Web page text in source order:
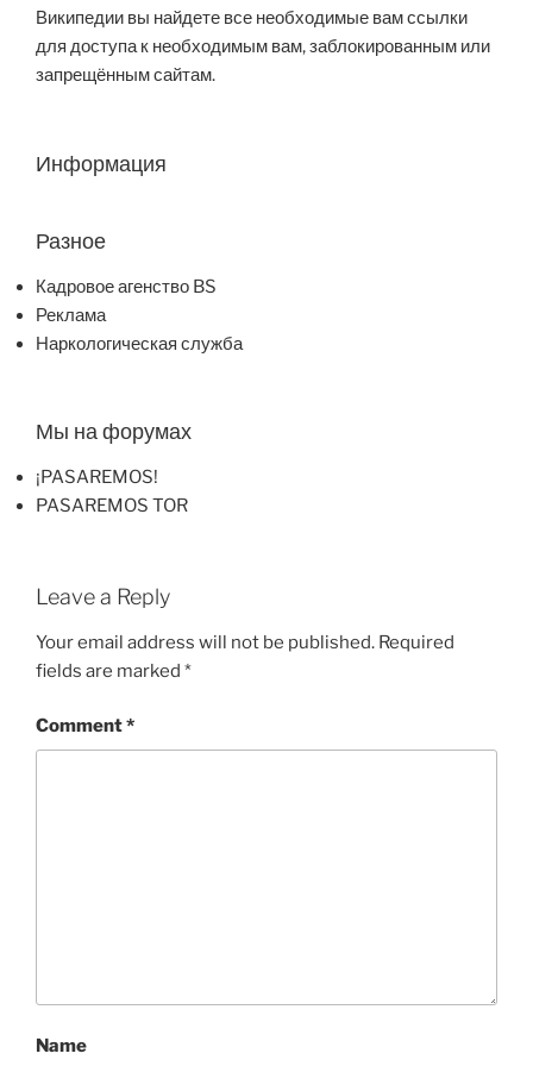
Википедии вы найдете все необходимые вам ссылки
для доступа к необходимым вам, заблокированным или
запрещённым сайтам.
Информация
Разное
Кадровое агенство BS
Реклама
Наркологическая служба
Мы на форумах
¡PASAREMOS!
PASAREMOS TOR
Leave a Reply
Your email address will not be published. Required
fields are marked *
Comment*
Name